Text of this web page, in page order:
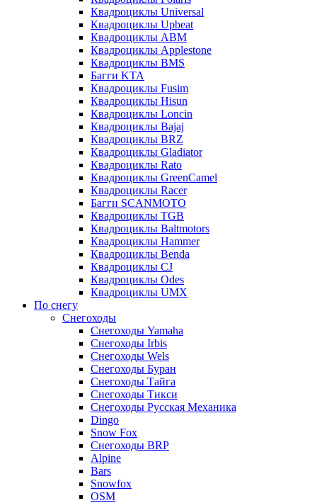
Квадроциклы Universal
Квадроциклы Upbeat
Квадроциклы ABM
Квадроциклы Applestone
Квадроциклы BMS
Багги KTA
Квадроциклы Fusim
Квадроциклы Hisun
Квадроциклы Loncin
Квадроциклы Bajaj
Квадроциклы BRZ
Квадроциклы Gladiator
Квадроциклы Rato
Квадроциклы GreenCamel
Квадроциклы Racer
Багги SCANMOTO
Квадроциклы TGB
Квадроциклы Baltmotors
Квадроциклы Hammer
Квадроциклы Benda
Квадроциклы CJ
Квадроциклы Odes
Квадроциклы UMX
По снегу
Снегоходы
Снегоходы Yamaha
Снегоходы Irbis
Снегоходы Wels
Снегоходы Буран
Снегоходы Тайга
Снегоходы Тикси
Снегоходы Русская Механика
Dingo
Snow Fox
Снегоходы BRP
Alpine
Bars
Snowfox
OSM